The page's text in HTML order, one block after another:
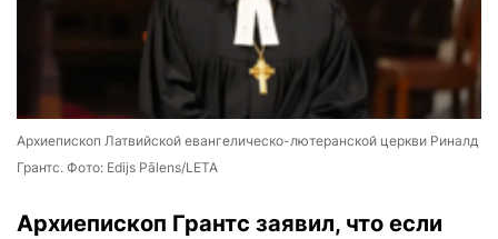
Архиепископ Латвийской евангелическо-лютеранской церкви Риналд
Грантс. Фото: Edijs Pālens/LETA
Архиепископ Грантс заявил, что если